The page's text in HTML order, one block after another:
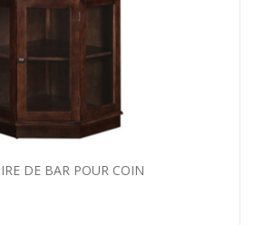
DE BAR POUR COIN